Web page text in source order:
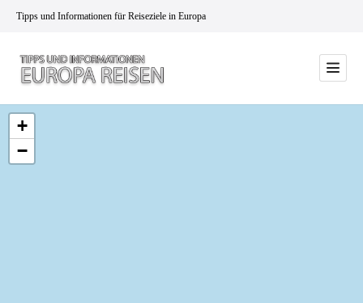
Tipps und Informationen für Reiseziele in Europa
+
−